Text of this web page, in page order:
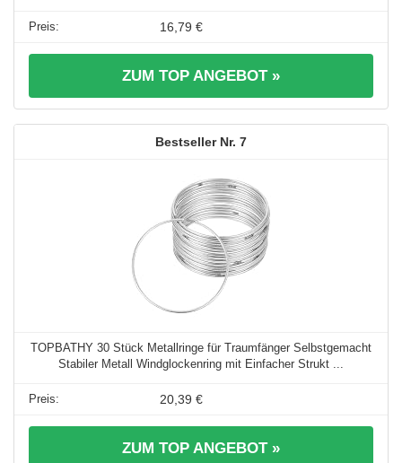
16,79 €
ZUM TOP ANGEBOT »
7
TOPBATHY 30 Stück Metallringe für Traumfänger Selbstgemacht
Stabiler Metall Windglockenring mit Einfacher Strukt ...
20,39 €
ZUM TOP ANGEBOT »